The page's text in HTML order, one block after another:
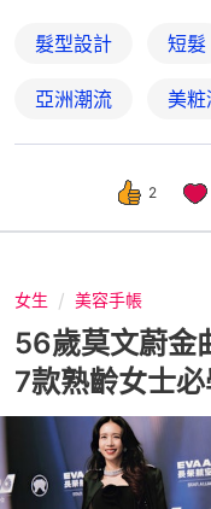
髮型設計 短髮
亞洲潮流 美粧
2
女生 美容手帳
56歲莫文蔚金
7款熟齡女士